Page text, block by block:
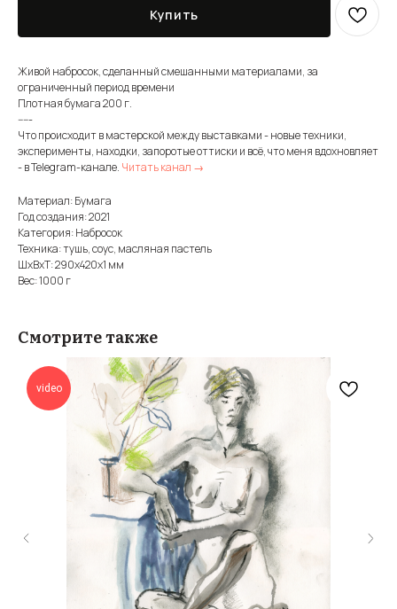
Купить
Живой набросок, сделанный смешанными материалами, за
ограниченный период времени
Плотная бумага 200 г.
-----
Что происходит в мастерской между выставками - новые техники,
эксперименты, находки, запоротые оттиски и всё, что меня вдохновляет
- в Telegram-канале. Читать канал →
Материал: Бумага
Год создания: 2021
Категория: Набросок
Техника: тушь, соус, масляная пастель
ШxВxТ: 290x420x1 мм
Вес: 1000 г
Смотрите также
video